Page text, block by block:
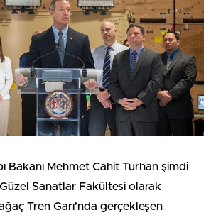
Bakanı Mehmet Cahit Turhan şimdi
Sanatlar Fakültesi olarak
Tren Garı’nda gerçekleşen